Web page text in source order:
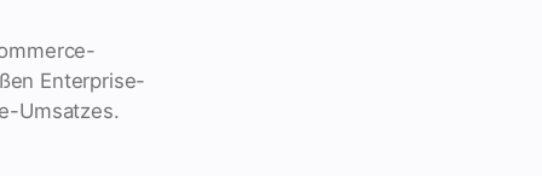
Enterprise-
Umsatzes.